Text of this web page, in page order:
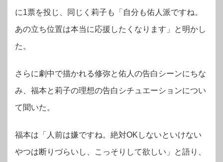
に1票を投じ、同じく莉子も「自分も佑人派ですね。
あの立ち位置は本当に応援したくなります」と明かし
た。
さらに劇中で描かれる修弥と佑人の告白シーンにちな
み、福本と莉子の理想の告白シチュエーションについ
て聞いた。
福本は「人前は嫌ですね。絶対OKしないといけない
やつは断りづらいし、こっそりして欲しい」と語り、